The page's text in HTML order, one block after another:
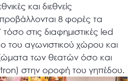
και διεθνείς
8 φορές τα
στις διαφημιστικές led
του αγωνιστικού χώρου και
των θεατών όσο και
στην οροφή του γηπέδου.